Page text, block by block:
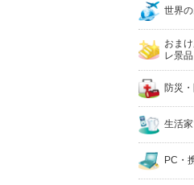
世界
おま
レ景品
防災
生活
PC・